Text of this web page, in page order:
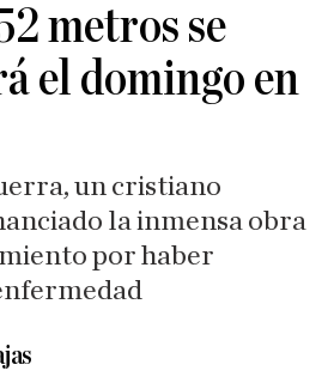
metros se
el domingo en
un cristiano
la inmensa obra
por haber